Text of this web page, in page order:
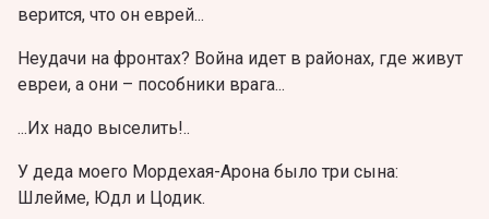
верится, что он еврей...
Неудачи на фронтах? Война идет в районах, где живут
евреи, а они – пособники врага...
...Их надо выселить!..
У деда моего Мордехая-Арона было три сына:
Шлейме, Юдл и Цодик.